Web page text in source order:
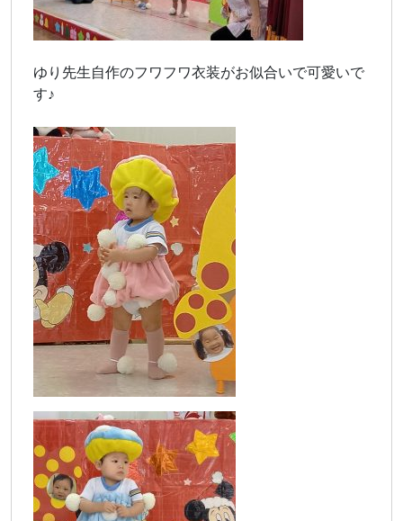
ゆり先生自作のフワフワ衣装がお似合いで可愛いで
す♪